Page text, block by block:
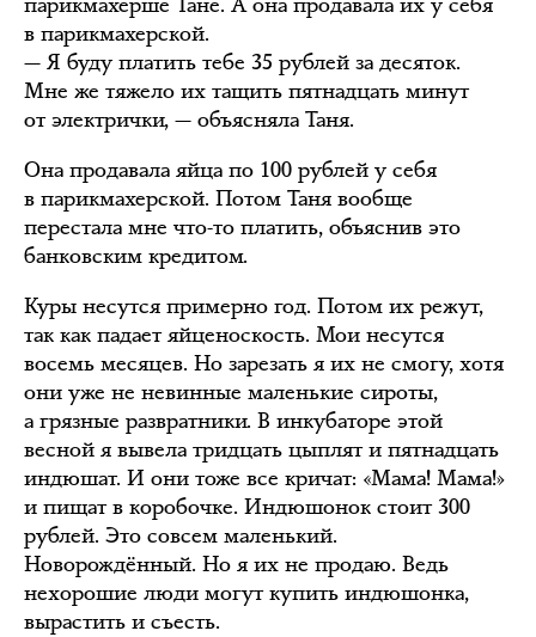
в парикмахерской.
— Я буду платить тебе 35 рублей за десяток.
Мне же тяжело их тащить пятнадцать минут
от электрички, — объясняла Таня.
Она продавала яйца по 100 рублей у себя
в парикмахерской. Потом Таня вообще
перестала мне что-то платить, объяснив это
банковским кредитом.
Куры несутся примерно год. Потом их режут,
так как падает яйценоскость. Мои несутся
восемь месяцев. Но зарезать я их не смогу, хотя
они уже не невинные маленькие сироты,
а грязные развратники. В инкубаторе этой
весной я вывела тридцать цыплят и пятнадцать
индюшат. И они тоже все кричат: «Мама! Мама!»
и пищат в коробочке. Индюшонок стоит 300
рублей. Это совсем маленький.
Новорождённый. Но я их не продаю. Ведь
нехорошие люди могут купить индюшонка,
вырастить и съесть.